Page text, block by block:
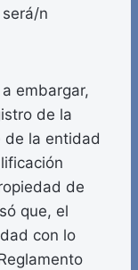
n
embargar,
de la
de la entidad
de
que, el
con lo